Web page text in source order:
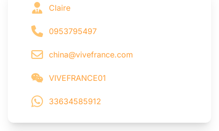
Claire
0953795497
china@vivefrance.com
VIVEFRANCE01
33634585912